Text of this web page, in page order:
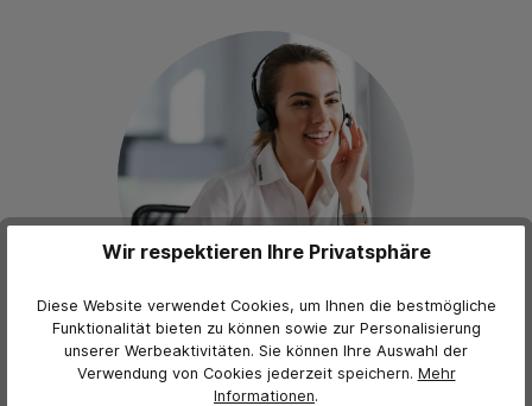
Persönliche Beratung
Wir respektieren Ihre Privatsphäre
Diese Website verwendet Cookies, um Ihnen die bestmögliche
Funktionalität bieten zu können sowie zur Personalisierung
unserer Werbeaktivitäten. Sie können Ihre Auswahl der
Verwendung von Cookies jederzeit speichern. Mehr
Informationen.